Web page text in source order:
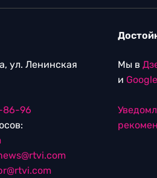
ул. Ленинская
86-96
Мы в
и